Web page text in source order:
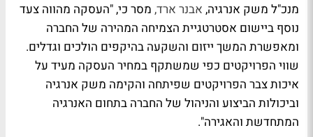
מנכ"ל משק אנרגיה, אבנר ארד, מסר כי,"העסקה מהווה צעד
נוסף ביישום אסטרטגיית הצמיחה המהירה של החברה
ומאפשרת המשך ייזום והשקעה בהיקפים הולכים וגדלים.
שווי הפרויקטים כפי שמשתקף במחיר העסקה מעיד על
איכות צבר הפרויקטים שפיתחה והקימה משק אנרגיה
וביכולות הביצוע והניהול של החברה בתחום האנרגיה
המתחדשת והאגירה."